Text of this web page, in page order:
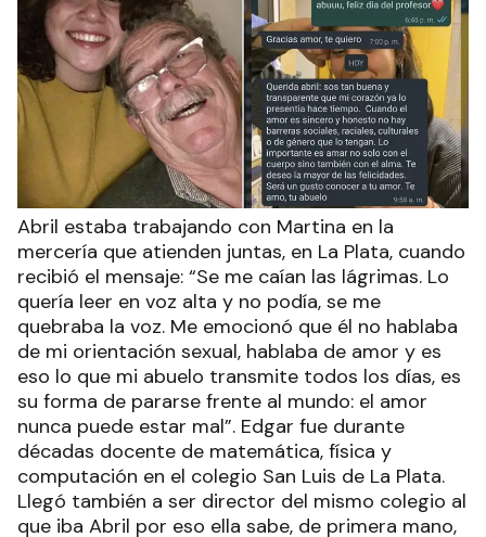
Abril estaba trabajando con Martina en la
mercería que atienden juntas, en La Plata, cuando
recibió el mensaje: “Se me caían las lágrimas. Lo
quería leer en voz alta y no podía, se me
quebraba la voz. Me emocionó que él no hablaba
de mi orientación sexual, hablaba de amor y es
eso lo que mi abuelo transmite todos los días, es
su forma de pararse frente al mundo: el amor
nunca puede estar mal”. Edgar fue durante
décadas docente de matemática, física y
computación en el colegio San Luis de La Plata.
Llegó también a ser director del mismo colegio al
que iba Abril por eso ella sabe, de primera mano,